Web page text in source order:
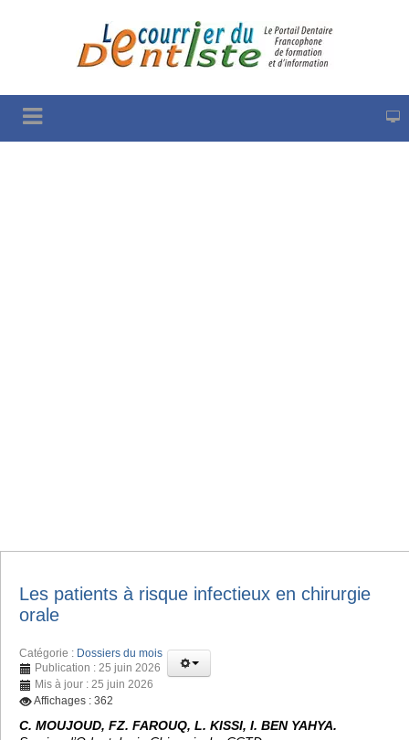
Les patients à risque infectieux en chirurgie
orale
Catégorie : Dossiers du mois
Publication : 25 juin 2026
Mis à jour : 25 juin 2026
Affichages : 362
C. MOUJOUD, FZ. FAROUQ, L. KISSI, I. BEN YAHYA.